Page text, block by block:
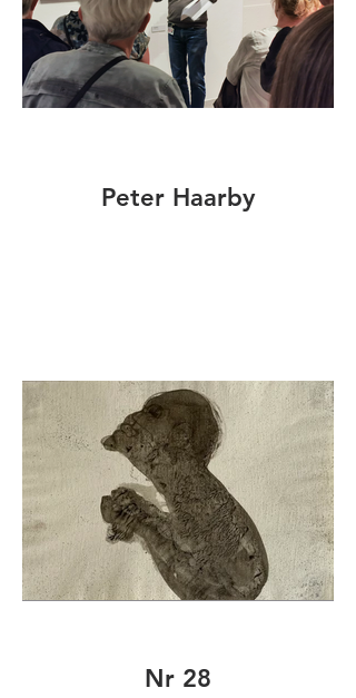
Peter Haarby
Nr 28